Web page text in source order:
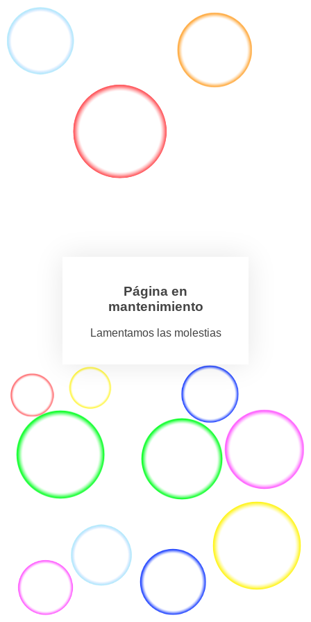
Página en
mantenimiento
Lamentamos las molestias